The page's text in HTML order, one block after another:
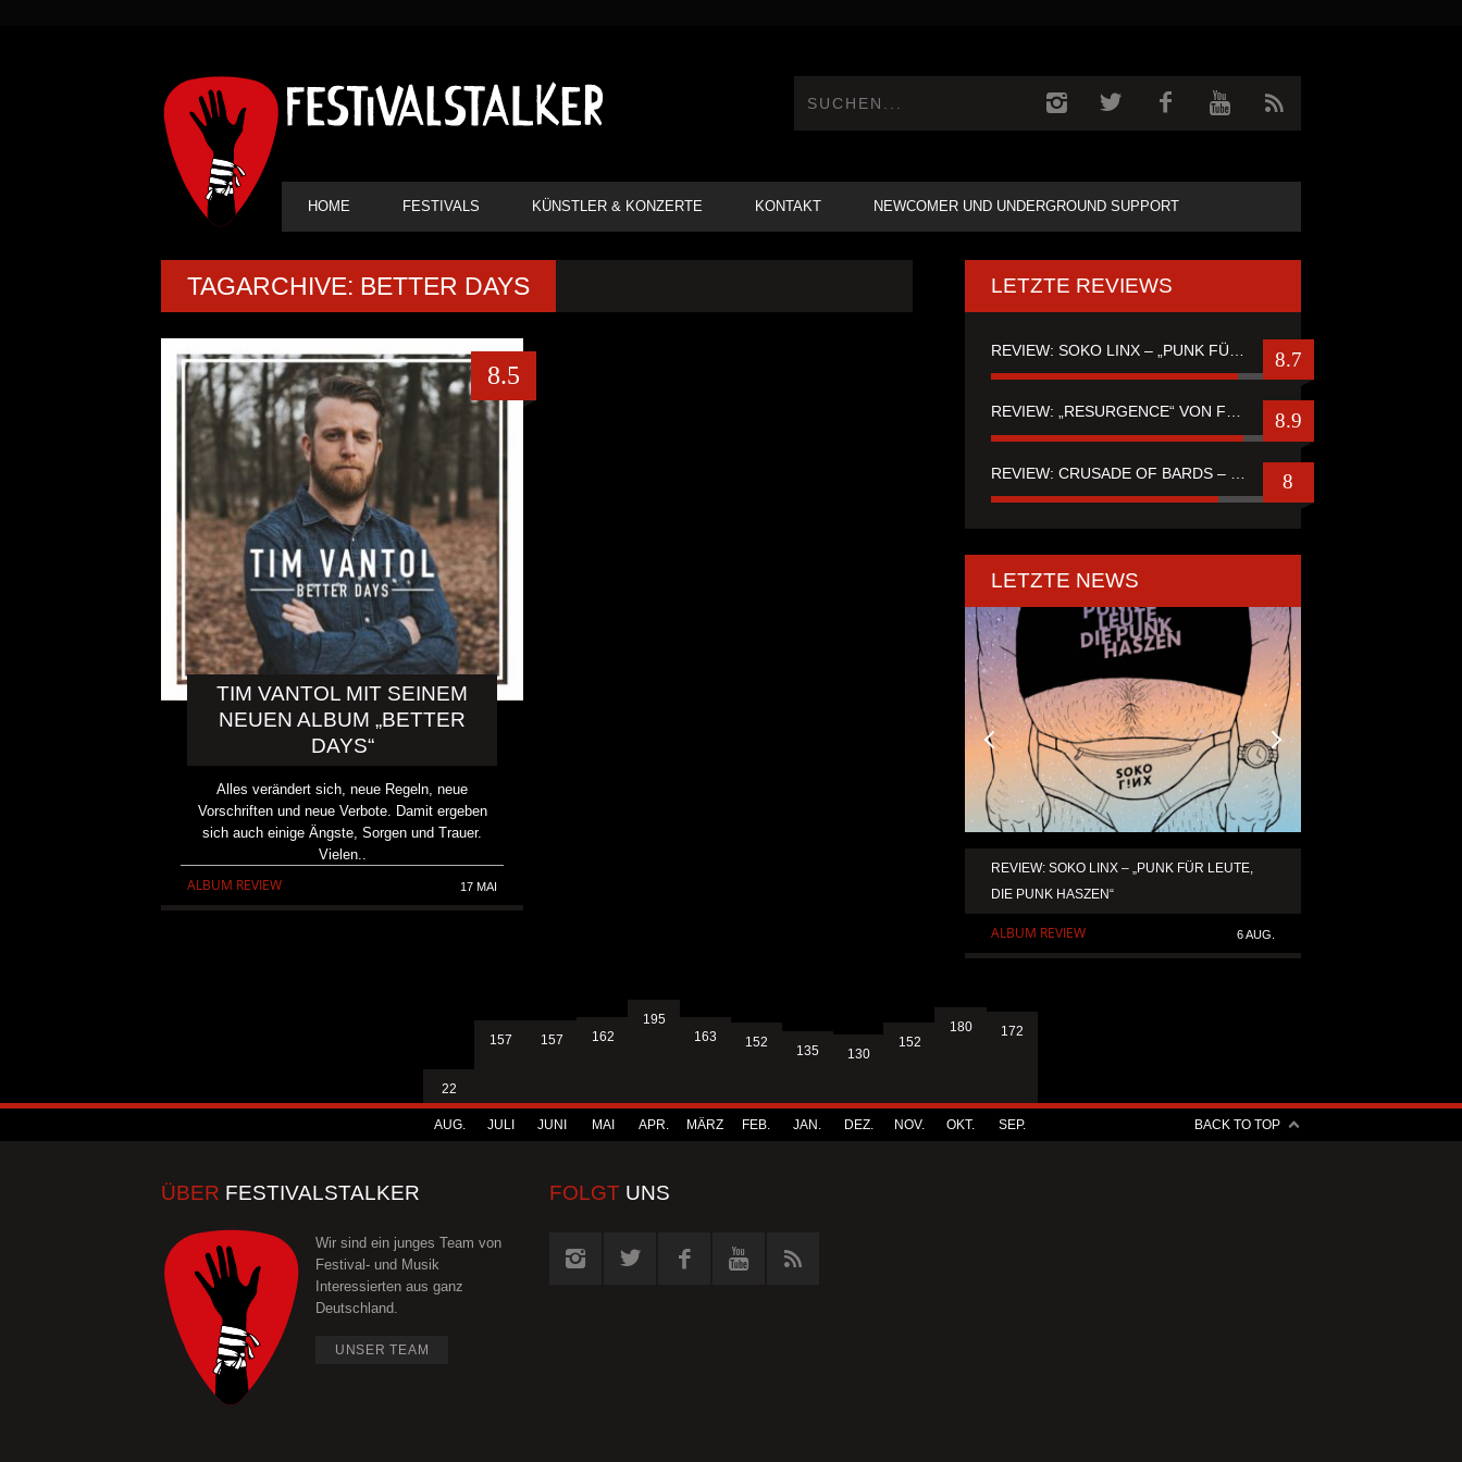
HAUPT-
NAVIGATION
HOME FESTIVALS KÜNSTLER & KONZERTE KONTAKT NEWCOMER UND UNDERGROUND SUPPORT
TAGARCHIVE: BETTER DAYS
8.5
TIM VANTOL MIT SEINEM
NEUEN ALBUM „BETTER
DAYS“
Alles verändert sich, neue Regeln, neue
Vorschriften und neue Verbote. Damit ergeben
sich auch einige Ängste, Sorgen und Trauer.
Vielen..
ALBUM REVIEW 17 MAI
LETZTE REVIEWS
8.7
REVIEW: „RESURGENCE“ VON FUTURE PALACE 8.9
8
LETZTE NEWS
REVIEW: SOKO LINX – „PUNK FÜR LEUTE,
DIE PUNK HASZEN“
ALBUM REVIEW 6 AUG.
KRIS BARRAS BAND VERÖFFENTLICHT
NEUE SINGLE „BEAUTIFUL
22
AUG.
157
JULI
157
JUNI
162
MAI
195
APR.
163
MÄRZ
152
FEB.
135
JAN.
130
DEZ.
152
NOV.
180
OKT.
172
SEP. BACK TO TOP
ÜBER FESTIVALSTALKER
Wir sind ein junges Team von
Festival- und Musik
Interessierten aus ganz
Deutschland.
UNSER TEAM
FOLGT UNS